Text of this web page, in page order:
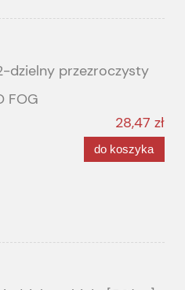
dzielny przezroczysty
FOG
28,47 zł
do koszyka